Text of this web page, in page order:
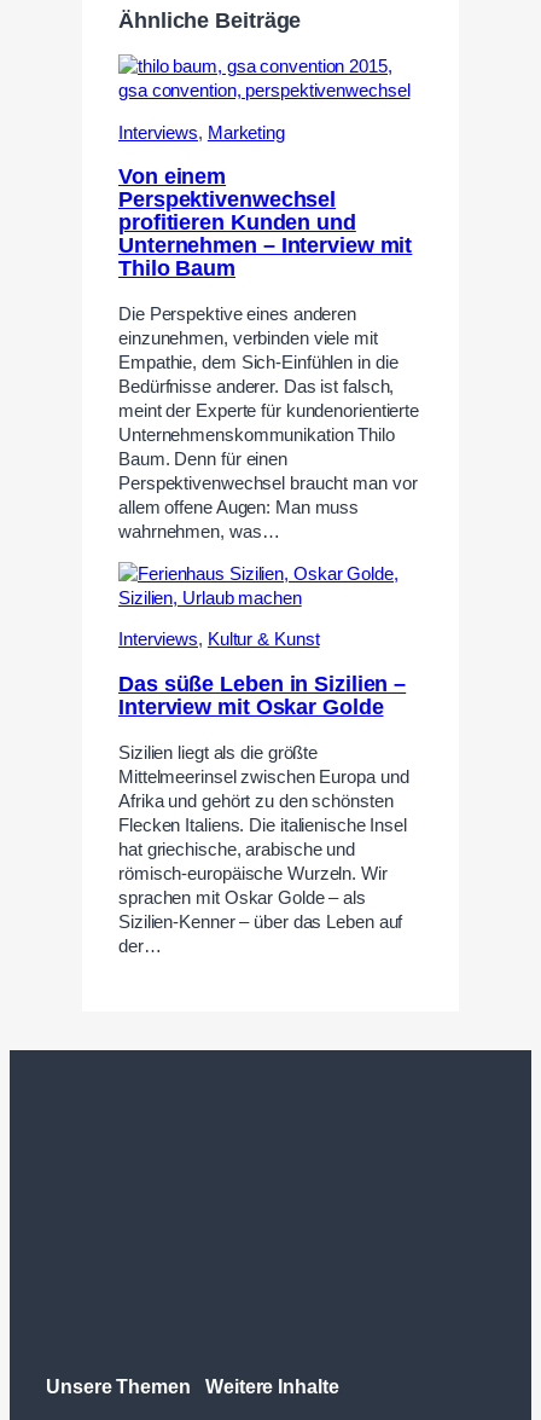
Ähnliche Beiträge
Interviews, Marketing
Von einem
Perspektivenwechsel
profitieren Kunden und
Unternehmen – Interview mit
Thilo Baum
Die Perspektive eines anderen
einzunehmen, verbinden viele mit
Empathie, dem Sich-Einfühlen in die
Bedürfnisse anderer. Das ist falsch,
meint der Experte für kundenorientierte
Unternehmenskommunikation Thilo
Baum. Denn für einen
Perspektivenwechsel braucht man vor
allem offene Augen: Man muss
wahrnehmen, was…
Interviews, Kultur & Kunst
Das süße Leben in Sizilien –
Interview mit Oskar Golde
Sizilien liegt als die größte
Mittelmeerinsel zwischen Europa und
Afrika und gehört zu den schönsten
Flecken Italiens. Die italienische Insel
hat griechische, arabische und
römisch-europäische Wurzeln. Wir
sprachen mit Oskar Golde – als
Sizilien-Kenner – über das Leben auf
der…
Unsere Themen Weitere Inhalte